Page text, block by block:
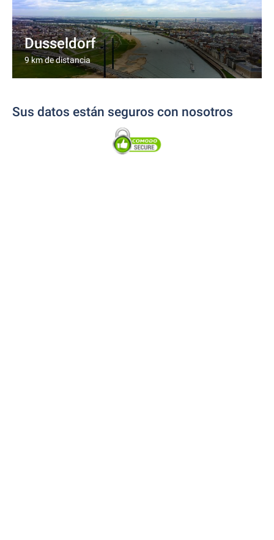
Dusseldorf
9 km de distancia
Sus datos están seguros con nosotros